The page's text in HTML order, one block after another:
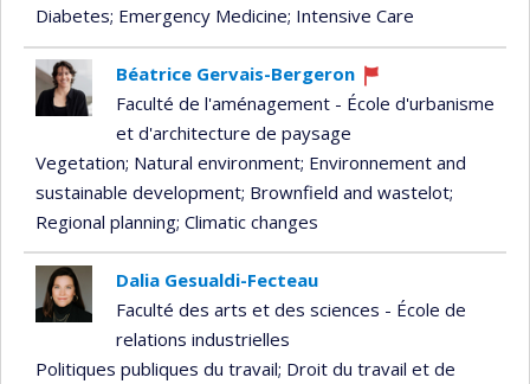
Diabetes; Emergency Medicine; Intensive Care
Béatrice Gervais-Bergeron
Currently
Faculté de l'aménagement - École d'urbanisme
et d'architecture de paysage
Vegetation; Natural environment; Environnement and
sustainable development; Brownfield and wastelot;
Regional planning; Climatic changes
Dalia Gesualdi-Fecteau
Faculté des arts et des sciences - École de
relations industrielles
Politiques publiques du travail; Droit du travail et de